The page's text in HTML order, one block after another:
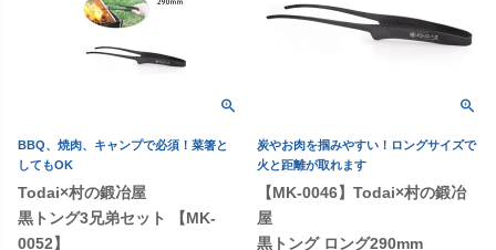
BBQ、焼肉、キャンプで必須！菜箸と
してもOK
Todai×村の鍛冶屋
黒トング3兄弟セット 【MK-
0052】
炭やお肉を掴みやすい！ロングサイズで
火と距離が取れます
【MK-0046】Todai×村の鍛冶
屋
黒トング ロング290mm